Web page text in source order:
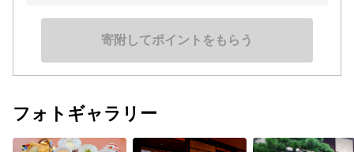
寄附してポイントをもらう
フォトギャラリー